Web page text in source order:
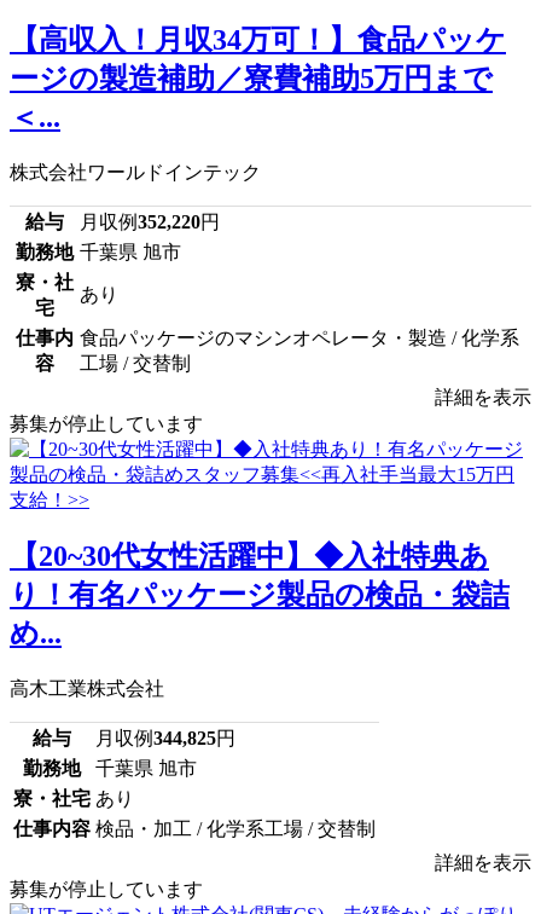
【高収入！月収34万可！】食品パッケ
ージの製造補助／寮費補助5万円まで
＜...
株式会社ワールドインテック
給与 月収例352,220円
勤務地 千葉県 旭市
寮・社
宅
あり
仕事内
容
食品パッケージのマシンオペレータ・製造 / 化学系
工場 / 交替制
詳細を表示
募集が停止しています
【20~30代女性活躍中】◆入社特典あ
り！有名パッケージ製品の検品・袋詰
め...
高木工業株式会社
給与 月収例344,825円
勤務地
千葉県 旭市
寮・社宅 あり
仕事内容 検品・加工 / 化学系工場 / 交替制
詳細を表示
募集が停止しています